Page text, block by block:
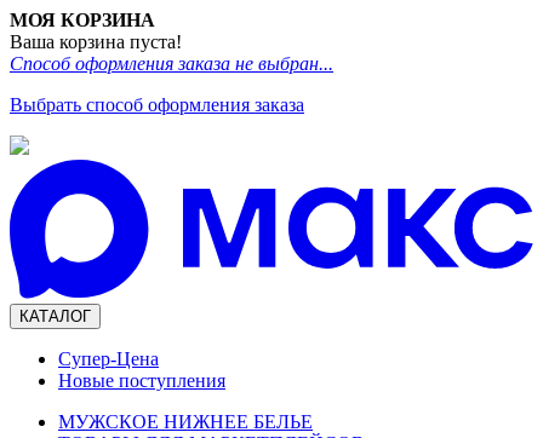
МОЯ КОРЗИНА
Ваша корзина пуста!
Способ оформления заказа не выбран...
Выбрать способ оформления заказа
КАТАЛОГ
Супер-Цена
Новые поступления
МУЖСКОЕ НИЖНЕЕ БЕЛЬЕ